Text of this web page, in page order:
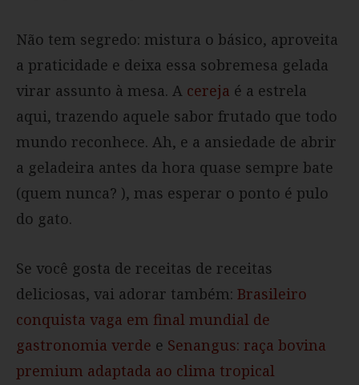
Não tem segredo: mistura o básico, aproveita
a praticidade e deixa essa sobremesa gelada
virar assunto à mesa. A cereja é a estrela
aqui, trazendo aquele sabor frutado que todo
mundo reconhece. Ah, e a ansiedade de abrir
a geladeira antes da hora quase sempre bate
(quem nunca? ), mas esperar o ponto é pulo
do gato.
Se você gosta de receitas de receitas
deliciosas, vai adorar também: Brasileiro
conquista vaga em final mundial de
gastronomia verde e Senangus: raça bovina
premium adaptada ao clima tropical